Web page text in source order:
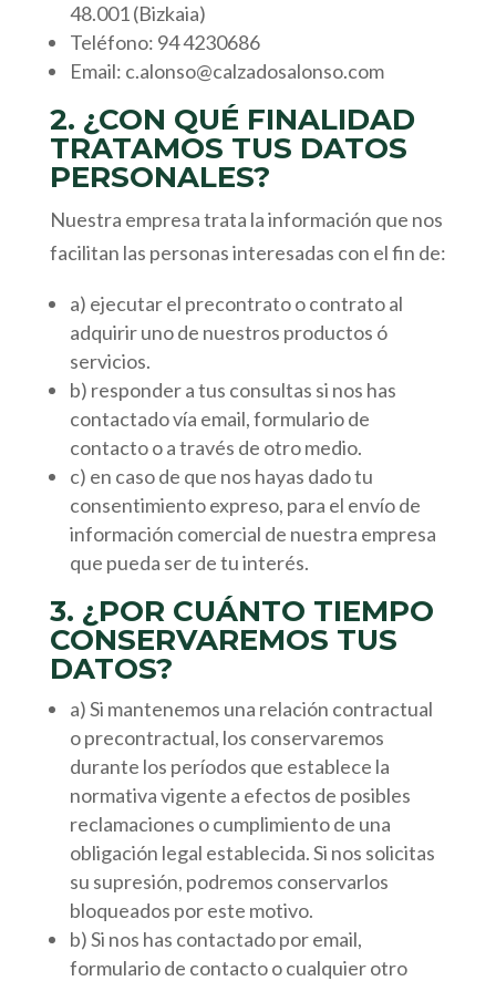
48.001 (Bizkaia)
Teléfono: 94 4230686
Email: c.alonso@calzadosalonso.com
2. ¿CON QUÉ FINALIDAD
TRATAMOS TUS DATOS
PERSONALES?
Nuestra empresa trata la información que nos
facilitan las personas interesadas con el fin de:
a) ejecutar el precontrato o contrato al
adquirir uno de nuestros productos ó
servicios.
b) responder a tus consultas si nos has
contactado vía email, formulario de
contacto o a través de otro medio.
c) en caso de que nos hayas dado tu
consentimiento expreso, para el envío de
información comercial de nuestra empresa
que pueda ser de tu interés.
3. ¿POR CUÁNTO TIEMPO
CONSERVAREMOS TUS
DATOS?
a) Si mantenemos una relación contractual
o precontractual, los conservaremos
durante los períodos que establece la
normativa vigente a efectos de posibles
reclamaciones o cumplimiento de una
obligación legal establecida. Si nos solicitas
su supresión, podremos conservarlos
bloqueados por este motivo.
b) Si nos has contactado por email,
formulario de contacto o cualquier otro